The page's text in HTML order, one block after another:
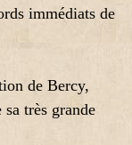
immédiats de
de Bercy,
très grande